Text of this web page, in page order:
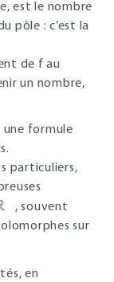
est le nombre
pôle : c’est la
de f au
un nombre,
une formule
particuliers,
, souvent
sur
en